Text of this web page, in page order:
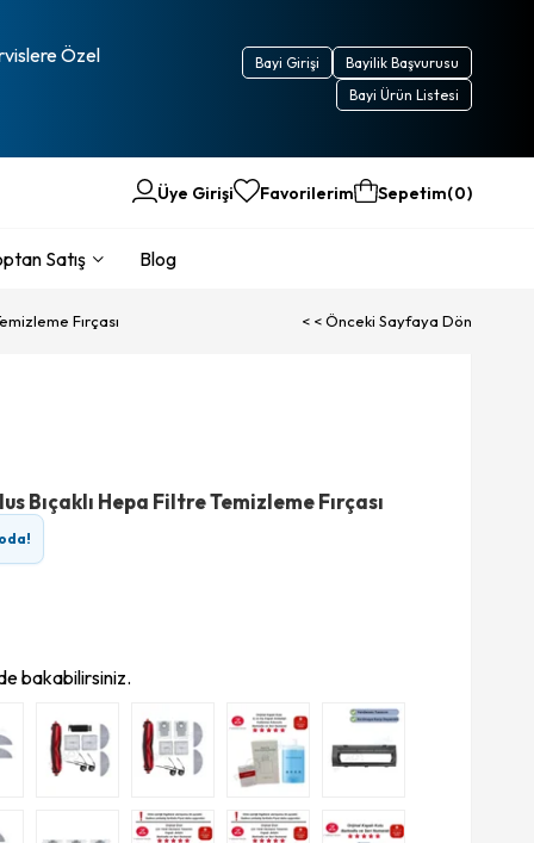
Özel
Bayilik Başvurusu
Bayi Girişi
Bayi Ürün Listesi
Üye Girişi Favorilerim Sepetim 0
Satış Blog
Fırçası < < Önceki Sayfaya Dön
Bıçaklı Hepa Filtre Temizleme Fırçası
bakabilirsiniz.